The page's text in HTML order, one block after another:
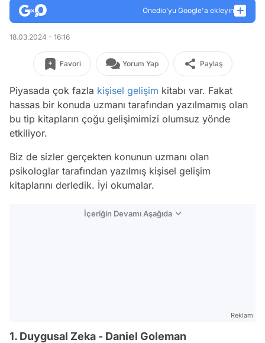
Onedio’yu Google'a ekleyin
18.03.2024 - 16:16
Favori Yorum Yap Paylaş
Piyasada çok fazla kişisel gelişim kitabı var. Fakat
hassas bir konuda uzmanı tarafından yazılmamış olan
bu tip kitapların çoğu gelişimimizi olumsuz yönde
etkiliyor.
Biz de sizler gerçekten konunun uzmanı olan
psikologlar tarafından yazılmış kişisel gelişim
kitaplarını derledik. İyi okumalar.
İçeriğin Devamı Aşağıda
Reklam
1. Duygusal Zeka - Daniel Goleman